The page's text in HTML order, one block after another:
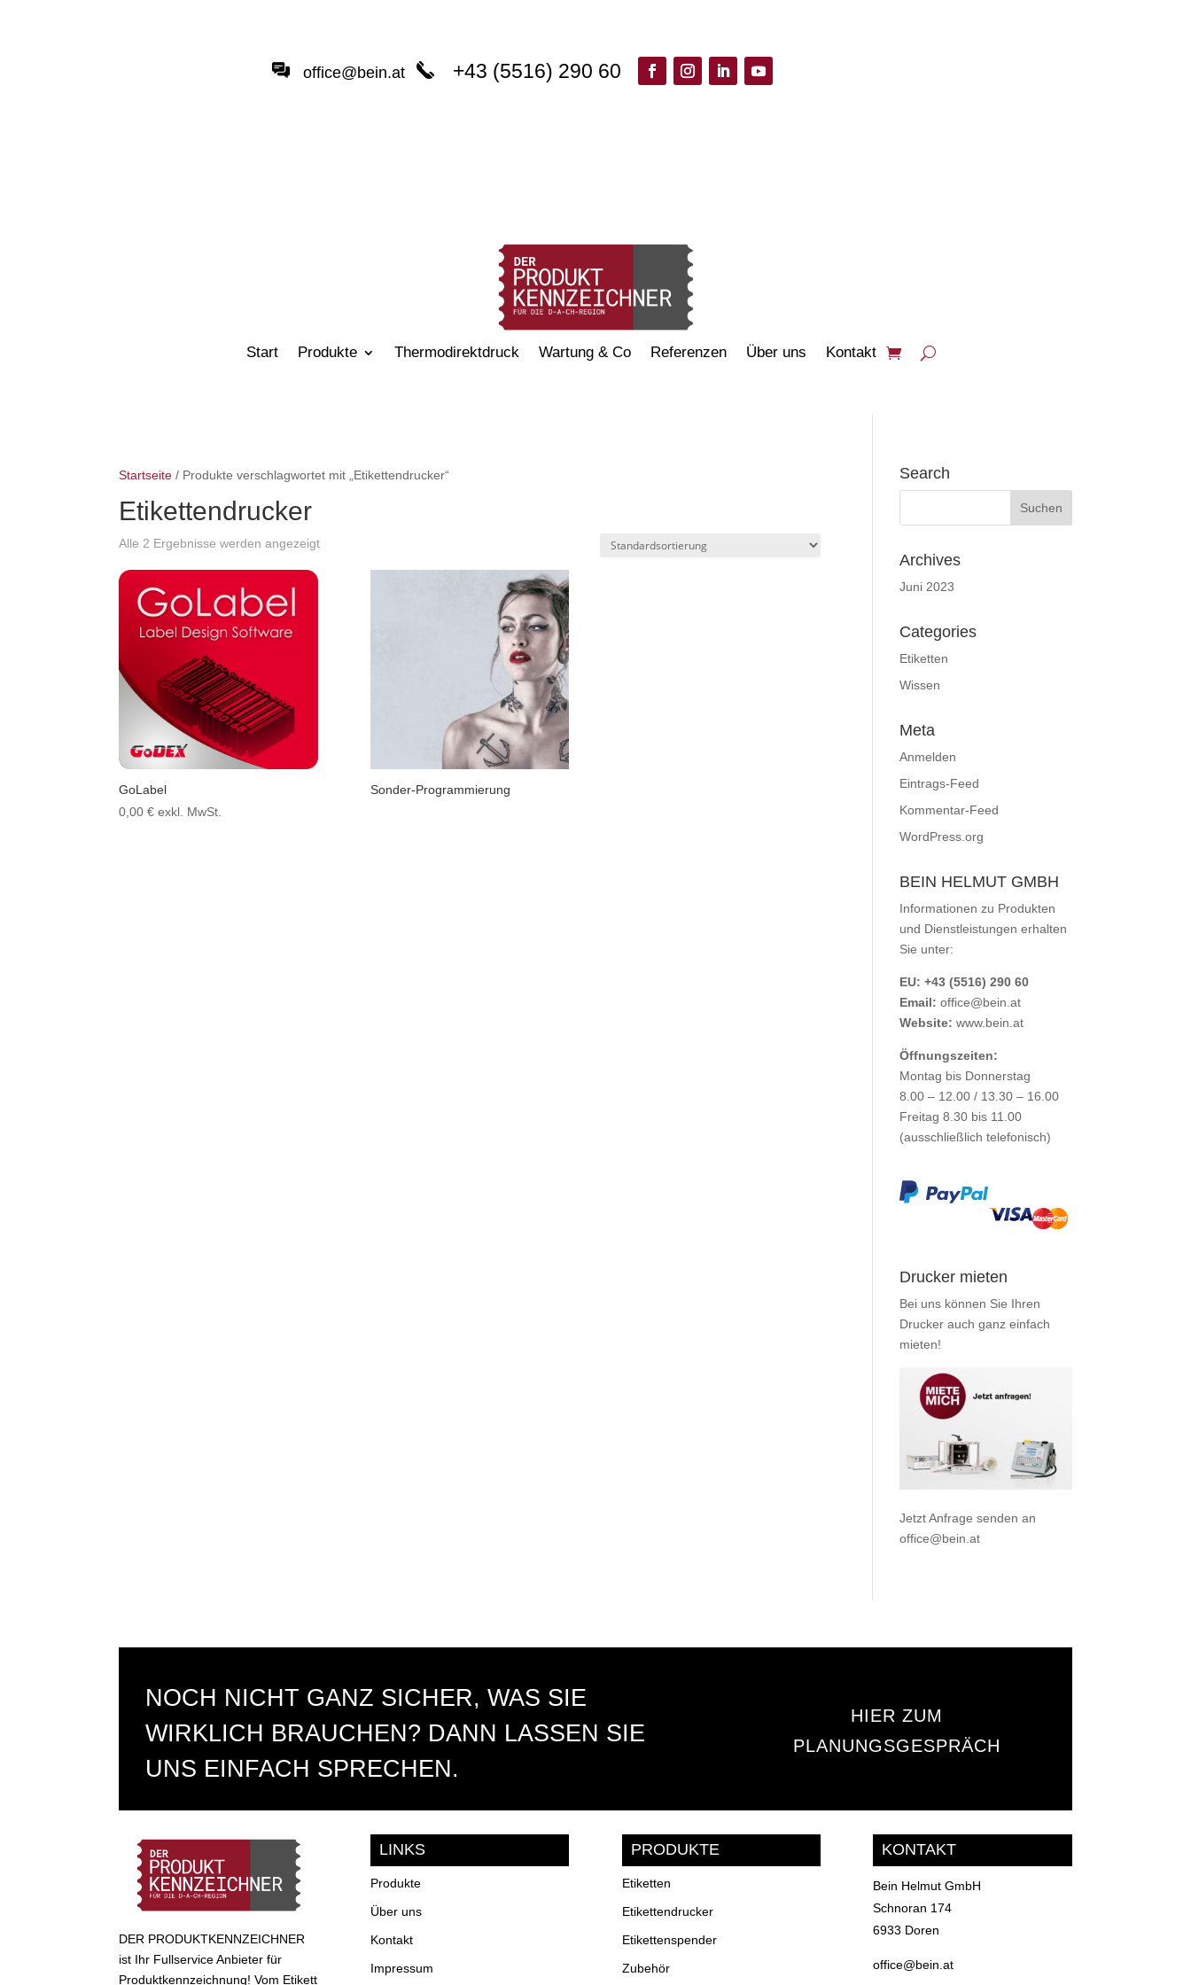
office@bein.at +43 (5516) 290 60
Start Produkte Thermodirektdruck Wartung & Co Referenzen Über uns Kontakt
Startseite / Produkte verschlagwortet mit „Etikettendrucker“
Etikettendrucker
Alle 2 Ergebnisse werden angezeigt
GoLabel
0,00€ exkl. MwSt.
Sonder-Programmierung
Search
Archives
Juni 2023
Categories
Etiketten
Wissen
Meta
Anmelden
Eintrags-Feed
Kommentar-Feed
WordPress.org
BEIN HELMUT GMBH
Informationen zu Produkten
und Dienstleistungen erhalten
Sie unter:
EU: +43 (5516) 290 60
Email: office@bein.at
Website: www.bein.at
Öffnungszeiten:
Montag bis Donnerstag
8.00 – 12.00 / 13.30 – 16.00
Freitag 8.30 bis 11.00
(ausschließlich telefonisch)
Drucker mieten
Bei uns können Sie Ihren
Drucker auch ganz einfach
mieten!
Jetzt Anfrage senden an
office@bein.at
NOCH NICHT GANZ SICHER, WAS SIE
WIRKLICH BRAUCHEN? DANN LASSEN SIE
UNS EINFACH SPRECHEN.
HIER ZUM
PLANUNGSGESPRÄCH
DER PRODUKTKENNZEICHNER
ist Ihr Fullservice Anbieter für
Produktkennzeichnung! Vom Etikett
LINKS
Produkte
Über uns
Kontakt
Impressum
PRODUKTE
Etiketten
Etikettendrucker
Etikettenspender
Zubehör
KONTAKT
Bein Helmut GmbH
Schnoran 174
6933 Doren
office@bein.at